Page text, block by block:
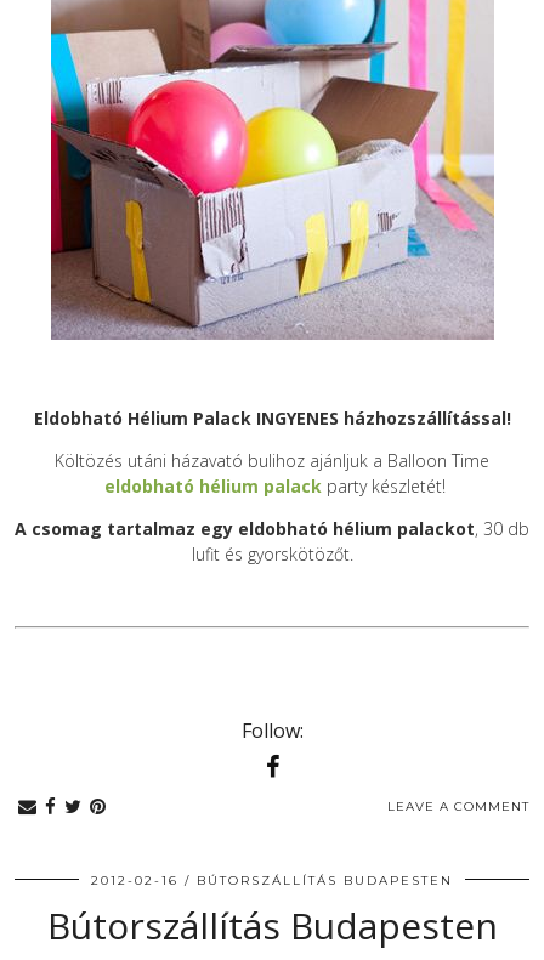
Eldobható Hélium Palack INGYENES házhozszállítással!
Költözés utáni házavató bulihoz ajánljuk a Balloon Time
eldobható hélium palackparty készletét!
A csomag tartalmaz egy eldobható hélium palackot, 30 db
lufit és gyorskötözőt.
Follow:
LEAVE A COMMENT
2012-02-16 BÚTORSZÁLLÍTÁS BUDAPESTEN
Bútorszállítás Budapesten